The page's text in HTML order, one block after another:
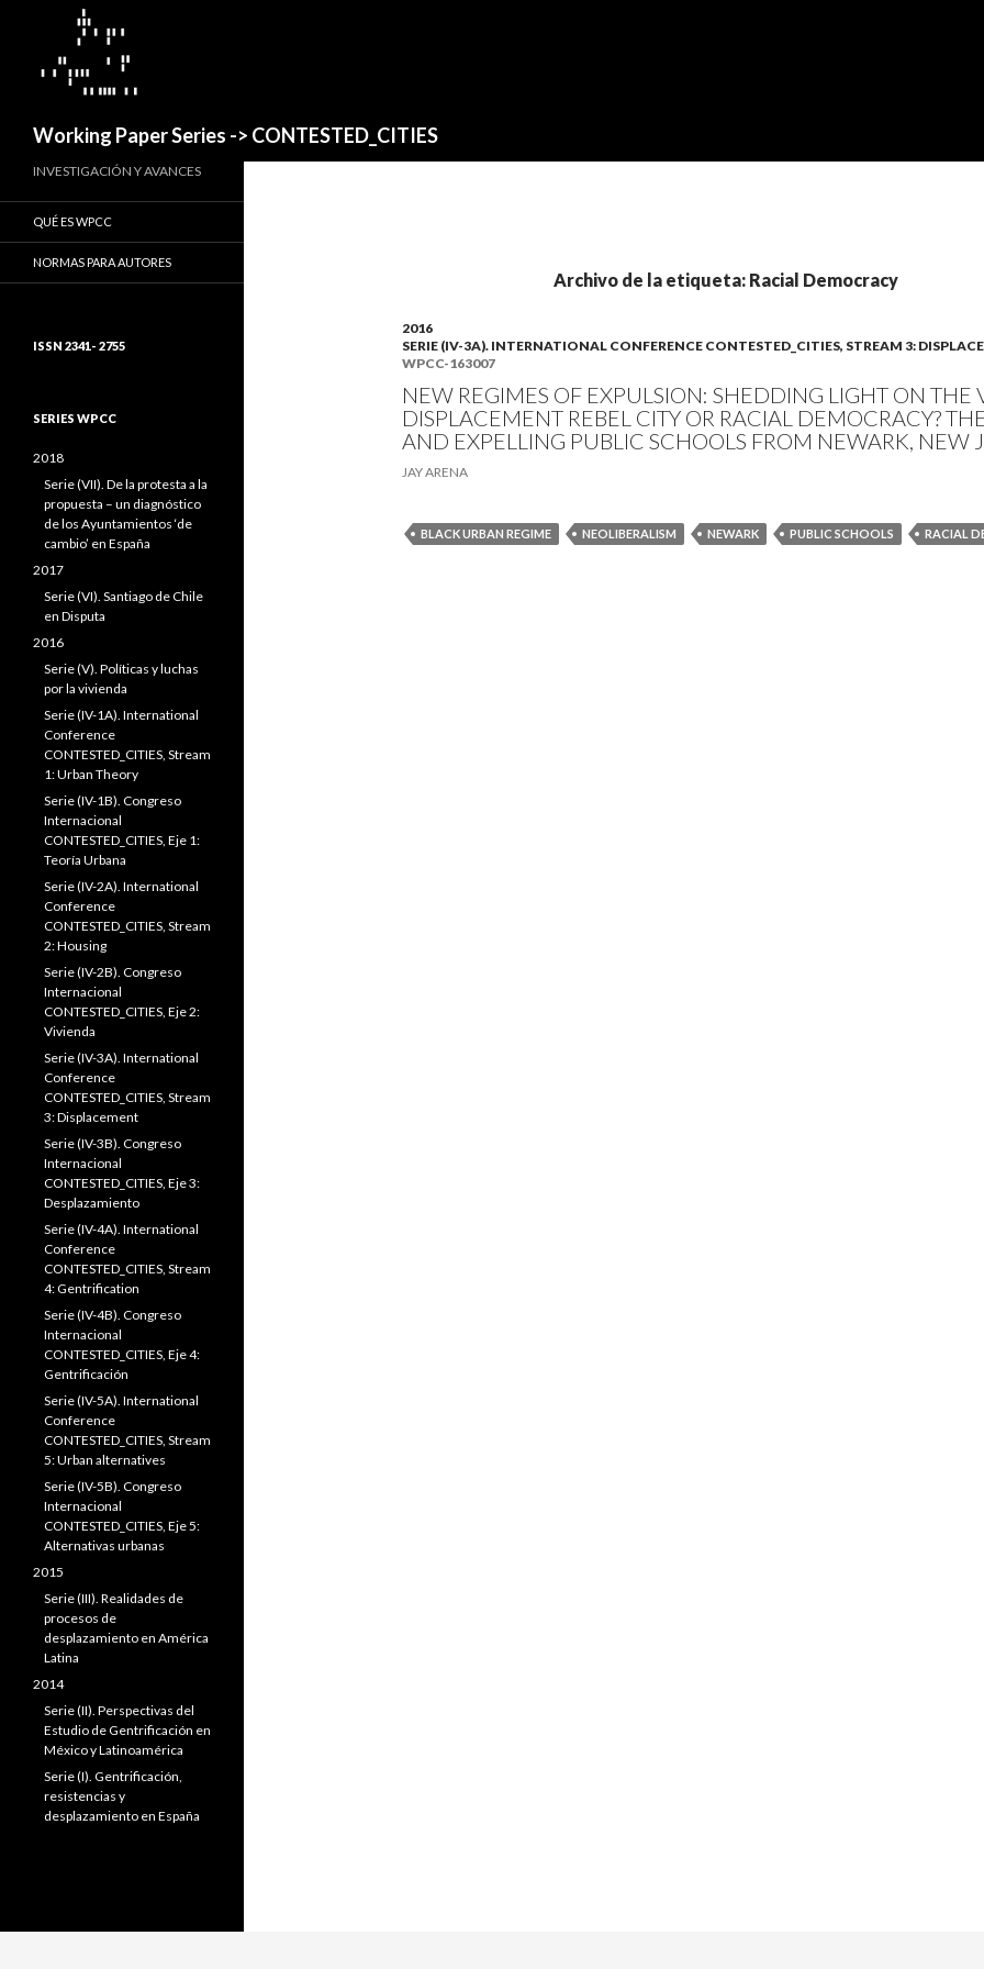
Working Paper Series -> CONTESTED_CITIES
Archivo de la etiqueta: Racial Democracy
2016
SERIE (IV-3A). INTERNATIONAL CONFERENCE CONTESTED_CITIES, STREAM 3:
WPCC-163007
NEW REGIMES OF EXPULSION: SHEDDING LIGHT ON THE
DISPLACEMENT REBEL CITY OR RACIAL DEMOCRACY?
AND EXPELLING PUBLIC SCHOOLS FROM NEWARK, NEW
JAY ARENA
BLACK URBAN REGIME NEOLIBERALISM NEWARK PUBLIC SCHOOLS RACIAL
INVESTIGACIÓN Y AVANCES
QUÉ ES WPCC
NORMAS PARA AUTORES
ISSN 2341- 2755
SERIES WPCC
2018
Serie (VII). De la protesta a la
propuesta – un diagnóstico
de los Ayuntamientos ‘de
cambio’ en España
2017
Serie (VI). Santiago de Chile
en Disputa
2016
Serie (V). Políticas y luchas
por la vivienda
Serie (IV-1A). International
Conference
CONTESTED_CITIES, Stream
1: Urban Theory
Serie (IV-1B). Congreso
Internacional
CONTESTED_CITIES, Eje 1:
Teoría Urbana
Serie (IV-2A). International
Conference
CONTESTED_CITIES, Stream
2: Housing
Serie (IV-2B). Congreso
Internacional
CONTESTED_CITIES, Eje 2:
Vivienda
Serie (IV-3A). International
Conference
CONTESTED_CITIES, Stream
3: Displacement
Serie (IV-3B). Congreso
Internacional
CONTESTED_CITIES, Eje 3:
Desplazamiento
Serie (IV-4A). International
Conference
CONTESTED_CITIES, Stream
4: Gentrification
Serie (IV-4B). Congreso
Internacional
CONTESTED_CITIES, Eje 4:
Gentrificación
Serie (IV-5A). International
Conference
CONTESTED_CITIES, Stream
5: Urban alternatives
Serie (IV-5B). Congreso
Internacional
CONTESTED_CITIES, Eje 5:
Alternativas urbanas
2015
Serie (III). Realidades de
procesos de
desplazamiento en América
Latina
2014
Serie (II). Perspectivas del
Estudio de Gentrificación en
México y Latinoamérica
Serie (I). Gentrificación,
resistencias y
desplazamiento en España